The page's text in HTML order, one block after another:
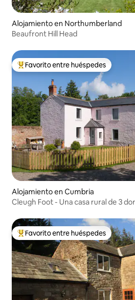
Alojamiento en Northumberland
Beaufront Hill Head
Favorito entre huéspedes preferido
Favorito entre huéspedes
Alojamiento en Cumbria
Cleugh Foot - Una casa rural de 3
Favorito entre huéspedes preferido
Favorito entre huéspedes